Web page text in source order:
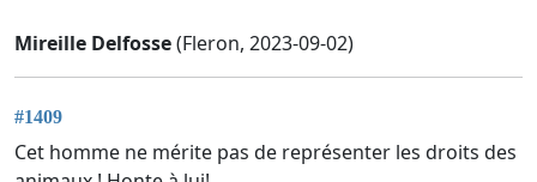
Mireille Delfosse(Fleron, 2023-09-02)
#1409
Cet homme ne mérite pas de représenter les droits des